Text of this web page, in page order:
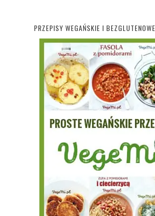
PRZEPISY WEGAŃSKIE I